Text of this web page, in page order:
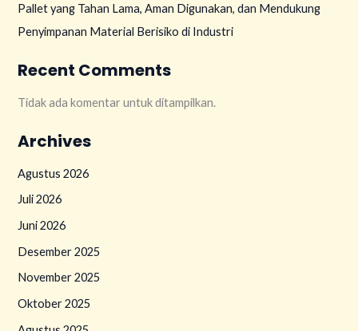
Pallet yang Tahan Lama, Aman Digunakan, dan Mendukung
Penyimpanan Material Berisiko di Industri
Recent Comments
Tidak ada komentar untuk ditampilkan.
Archives
Agustus 2026
Juli 2026
Juni 2026
Desember 2025
November 2025
Oktober 2025